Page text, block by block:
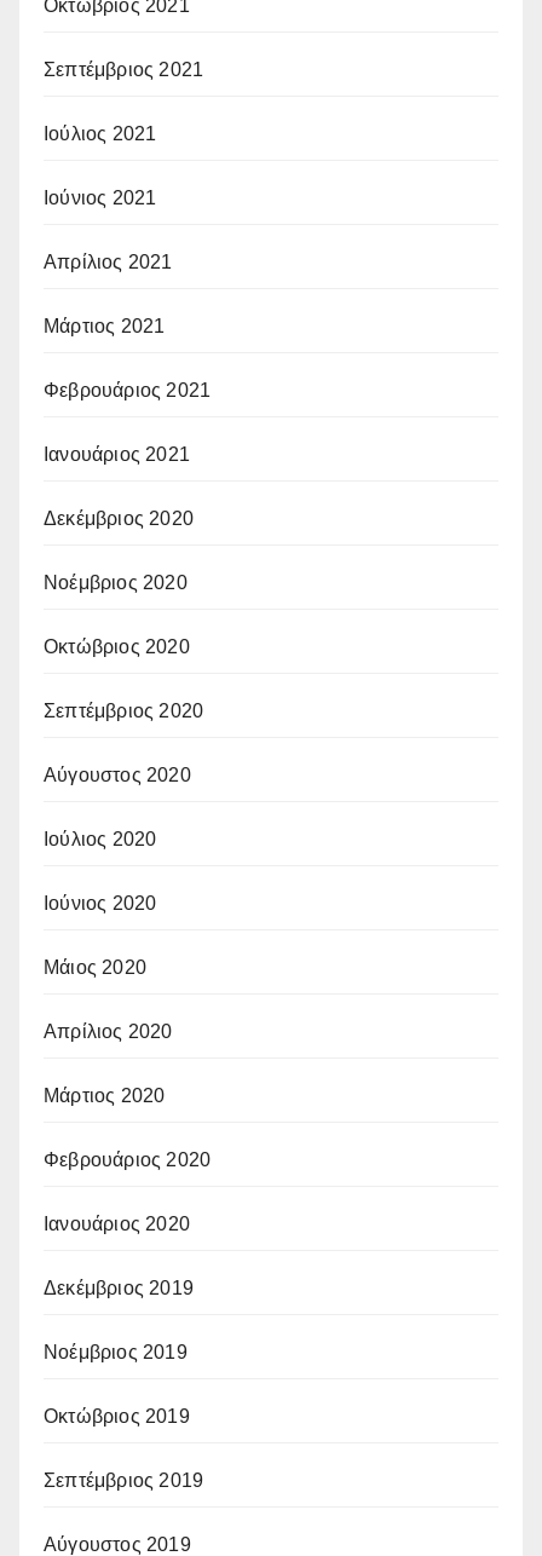
Οκτώβριος 2021
Σεπτέμβριος 2021
Ιούλιος 2021
Ιούνιος 2021
Απρίλιος 2021
Μάρτιος 2021
Φεβρουάριος 2021
Ιανουάριος 2021
Δεκέμβριος 2020
Νοέμβριος 2020
Οκτώβριος 2020
Σεπτέμβριος 2020
Αύγουστος 2020
Ιούλιος 2020
Ιούνιος 2020
Μάιος 2020
Απρίλιος 2020
Μάρτιος 2020
Φεβρουάριος 2020
Ιανουάριος 2020
Δεκέμβριος 2019
Νοέμβριος 2019
Οκτώβριος 2019
Σεπτέμβριος 2019
Αύγουστος 2019